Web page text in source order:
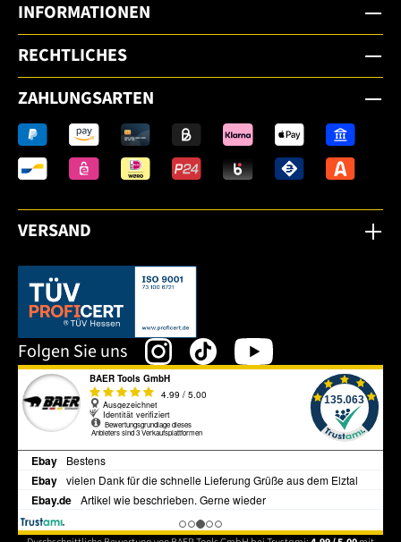
INFORMATIONEN
RECHTLICHES
ZAHLUNGSARTEN
VERSAND
Dieser Link öffnet sich in einem neuen Tab.
Folgen Sie uns